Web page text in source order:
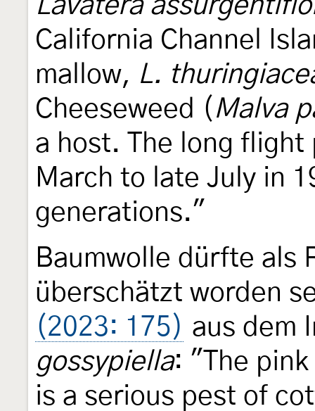
Lavatera
California Channel
mallow, L.
Cheeseweed ( Malva
a host. The long
March to late July in
generations."
Baumwolle dürfte als
überschätzt worden
(2023: 175) aus dem
gossypiella: "The
is a serious pest of